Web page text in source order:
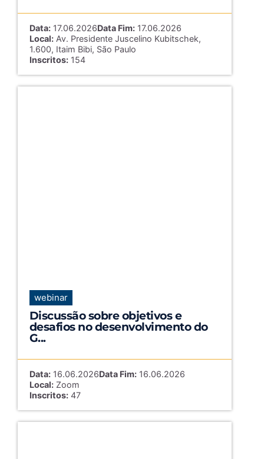
Data:17.06.2026Data Fim:17.06.2026
Local:Av. Presidente Juscelino Kubitschek,
1.600, Itaim Bibi, São Paulo
Inscritos:154
webinar
Discussão sobre objetivos e
desafios no desenvolvimento do
G...
Data:16.06.2026Data Fim:16.06.2026
Local:Zoom
Inscritos:47